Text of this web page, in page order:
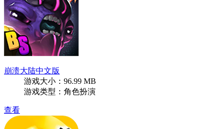
崩溃大陆中文版
游戏大小：96.99 MB
游戏类型：角色扮演
查看